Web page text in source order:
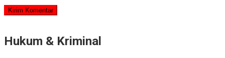
Hukum & Kriminal